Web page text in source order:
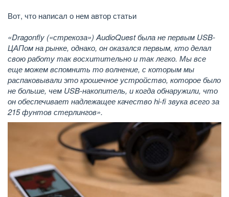
Вот, что написал о нем автор статьи
«Dragonfly («стрекоза») AudioQuest была не первым USB-
ЦАПом на рынке, однако, он оказался первым, кто делал
свою работу так восхитительно и так легко. Мы все
еще можем вспомнить то волнение, с которым мы
распаковывали это крошечное устройство, которое было
не больше, чем USB-накопитель, и когда обнаружили, что
он обеспечивает надлежащее качество hi-fi звука всего за
215 фунтов стерлингов».